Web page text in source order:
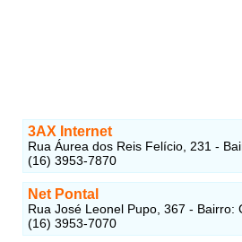
3AX Internet
Rua Áurea dos Reis Felício, 231 -
(16) 3953-7870
Net Pontal
Rua José Leonel Pupo, 367 - Bairro:
(16) 3953-7070